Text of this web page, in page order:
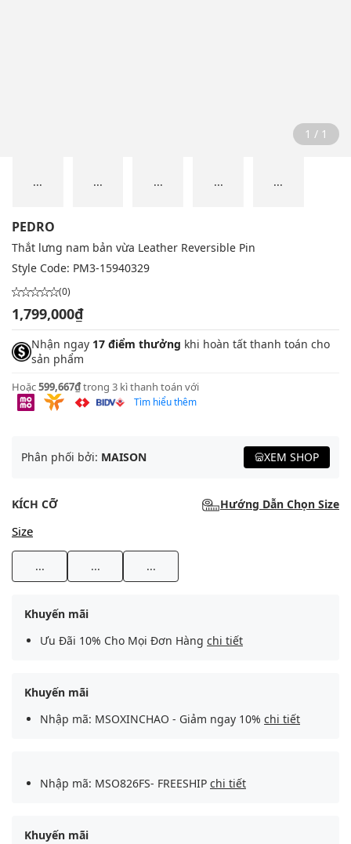
1 / 1
... ... ... ... ...
PEDRO
Thắt lưng nam bản vừa Leather Reversible Pin
Style Code: PM3-15940329
(0)
1,799,000₫
Nhận ngay 17 điểm thưởng khi hoàn tất thanh toán cho
sản phẩm
Hoặc599,667₫trong 3 kì thanh toán với
Tìm hiểu thêm
Phân phối bởi: MAISON XEM SHOP
KÍCH CỠ Hướng Dẫn Chọn Size
Size
... ... ...
Khuyến mãi
Ưu Đãi 10% Cho Mọi Đơn Hàng chi tiết
Khuyến mãi
Nhập mã: MSOXINCHAO - Giảm ngay 10% chi tiết
Nhập mã: MSO826FS- FREESHIP chi tiết
Khuyến mãi